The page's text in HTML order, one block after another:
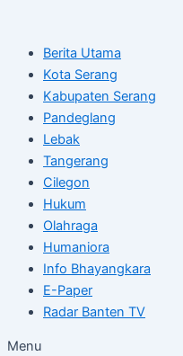
contentBerita Utama
Kota Serang
Kabupaten Serang
Pandeglang
Lebak
Tangerang
Cilegon
Hukum
Olahraga
Humaniora
Info Bhayangkara
E-Paper
Radar Banten TV
Menu